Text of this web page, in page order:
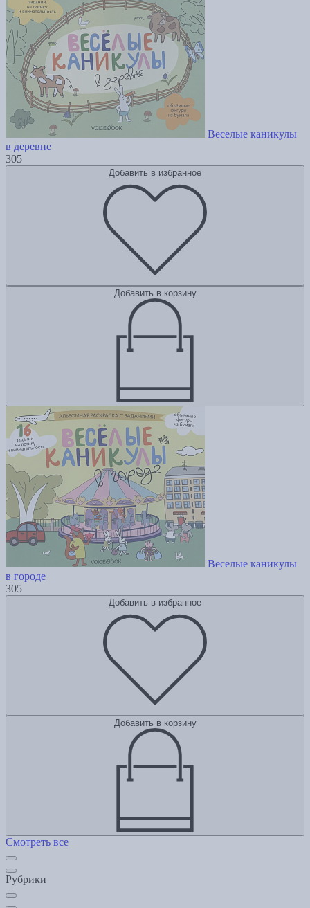
Веселые каникулы
в деревне
305
Добавить в избранное
Добавить в корзину
Веселые каникулы
в городе
305
Добавить в избранное
Добавить в корзину
Смотреть все
Рубрики